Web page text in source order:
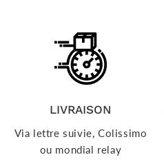
LIVRAISON
Via lettre suivie, Colissimo
ou mondial relay